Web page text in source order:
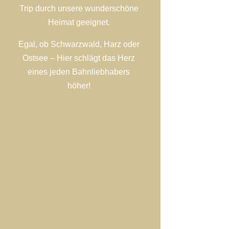
Trip durch unsere wunderschöne
Heimat geeignet.
Egal, ob Schwarzwald, Harz oder
Ostsee – Hier schlägt das Herz
eines jeden Bahnliebhabers
höher!